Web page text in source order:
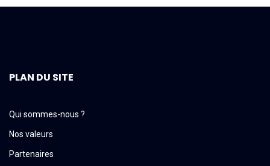
PLAN DU SITE
Qui sommes-nous ?
Nos valeurs
Partenaires